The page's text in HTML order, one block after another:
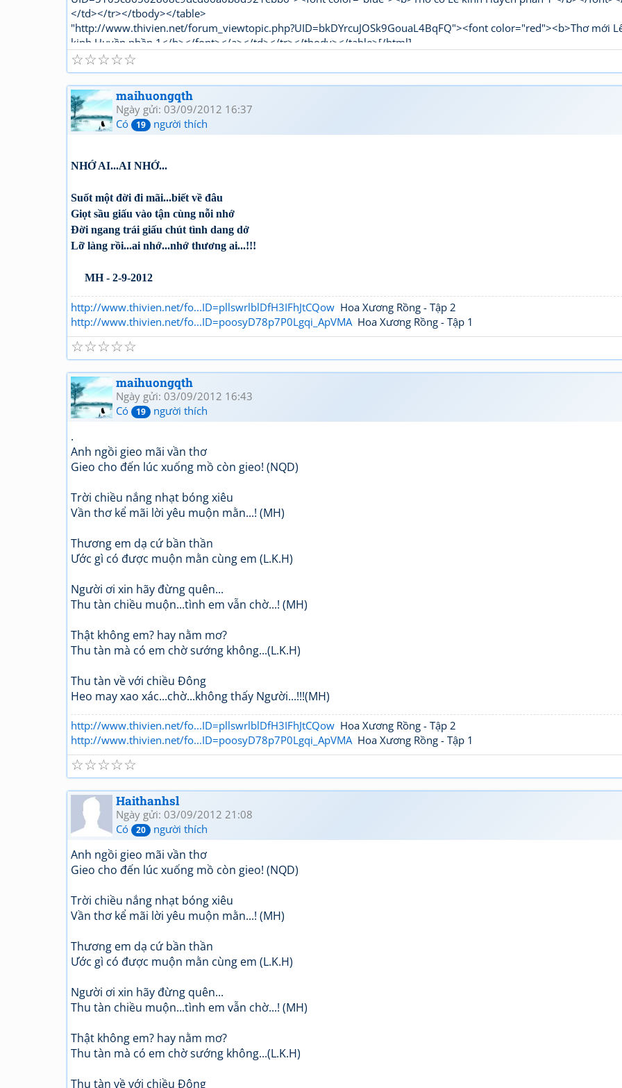
</td></tr></tbody></table>
"http://www.thivien.net/forum_viewtopic.php?UID=bkDYrcuJOSk9GouaL4BqFQ"><font color="red"><b>Thơ mới
kinh Huyền phần 1</b></font></a></td></tr></tbody></table>[/html]
☆
☆
☆
☆
☆
maihuongqth
Ngày gửi: 03/09/2012 16:37
Có
19 người thích
NHỚ AI...AI NHỚ...
Suốt một đời đi mãi...biết về đâu
Giọt sầu giấu vào tận cùng nỗi nhớ
Đời ngang trái giấu chút tình dang dở
Lỡ làng rồi...ai nhớ...nhớ thương ai...!!!
MH - 2-9-2012
http://www.thivien.net/fo...ID=pllswrlblDfH3IFhJtCQow Hoa Xương Rồng - Tập 2
http://www.thivien.net/fo...ID=poosyD78p7P0Lgqi_ApVMAHoa Xương Rồng - Tập 1
☆
☆
☆
☆
☆
maihuongqth
Ngày gửi: 03/09/2012 16:43
Có
19 người thích
.
Anh ngồi gieo mãi vần thơ
Gieo cho đến lúc xuống mồ còn gieo! (NQD)
Trời chiều nắng nhạt bóng xiêu
Vần thơ kể mãi lời yêu muộn mằn...! (MH)
Thương em dạ cứ bần thần
Ước gì có được muộn mằn cùng em (L.K.H)
Người ơi xin hãy đừng quên...
Thu tàn chiều muộn...tình em vẫn chờ...! (MH)
Thật không em? hay nằm mơ?
Thu tàn mà có em chờ sướng không...(L.K.H)
Thu tàn về với chiều Đông
Heo may xao xác...chờ...không thấy Người...!!!(MH)
http://www.thivien.net/fo...ID=pllswrlblDfH3IFhJtCQow Hoa Xương Rồng - Tập 2
http://www.thivien.net/fo...ID=poosyD78p7P0Lgqi_ApVMAHoa Xương Rồng - Tập 1
☆
☆
☆
☆
☆
Haithanhsl
Ngày gửi: 03/09/2012 21:08
Có
20 người thích
Anh ngồi gieo mãi vần thơ
Gieo cho đến lúc xuống mồ còn gieo! (NQD)
Trời chiều nắng nhạt bóng xiêu
Vần thơ kể mãi lời yêu muộn mằn...! (MH)
Thương em dạ cứ bần thần
Ước gì có được muộn mằn cùng em (L.K.H)
Người ơi xin hãy đừng quên...
Thu tàn chiều muộn...tình em vẫn chờ...! (MH)
Thật không em? hay nằm mơ?
Thu tàn mà có em chờ sướng không...(L.K.H)
Thu tàn về với chiều Đông